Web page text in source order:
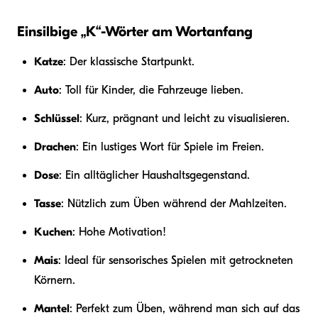
Einsilbige „K“-Wörter am Wortanfang
Katze: Der klassische Startpunkt.
Auto: Toll für Kinder, die Fahrzeuge lieben.
Schlüssel: Kurz, prägnant und leicht zu visualisieren.
Drachen: Ein lustiges Wort für Spiele im Freien.
Dose: Ein alltäglicher Haushaltsgegenstand.
Tasse: Nützlich zum Üben während der Mahlzeiten.
Kuchen: Hohe Motivation!
Mais: Ideal für sensorisches Spielen mit getrockneten
Körnern.
Mantel: Perfekt zum Üben, während man sich auf das